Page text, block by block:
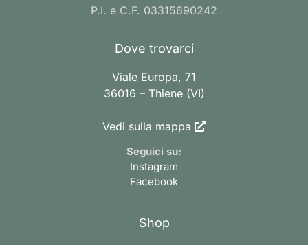
P.I. e C.F. 03315690242
Dove trovarci
Viale Europa, 71
36016 – Thiene (VI)
Vedi sulla mappa
Seguici su:
Instagram
Facebook
Shop